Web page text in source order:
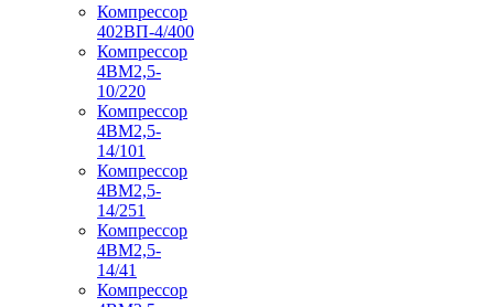
Компрессор
402ВП-4/400
Компрессор
4ВМ2,5-
10/220
Компрессор
4ВМ2,5-
14/101
Компрессор
4ВМ2,5-
14/251
Компрессор
4ВМ2,5-
14/41
Компрессор